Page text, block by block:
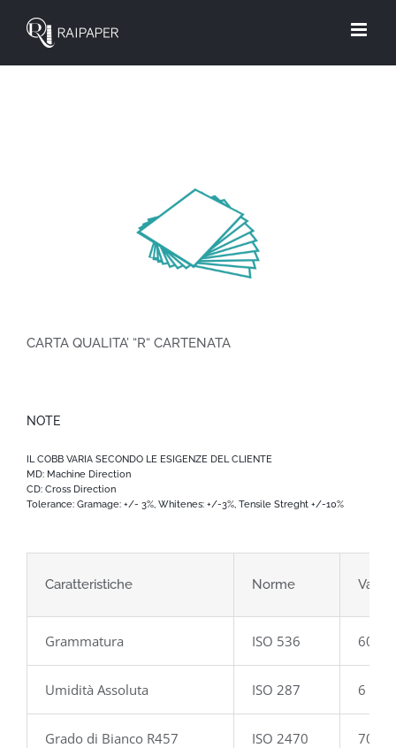
CARTA QUALITA’ “R“ CARTENATA
NOTE
IL COBB VARIA SECONDO LE ESIGENZE DEL CLIENTE
MD: Machine Direction
CD: Cross Direction
Tolerance: Gramage: +/- 3%, Whitenes: +/-3%, Tensile Streght +/-10%
Caratteristiche Norme Valore
Grammatura ISO 536 60
Umidità Assoluta ISO 287 6 %
Grado di Bianco R457 ISO 2470 70 %